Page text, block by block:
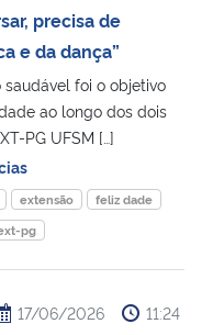
precisa de
e da dança”
foi o objetivo
ao longo dos dois
PG UFSM […]
extensão
feliz dade
pg
17/06/2026 11:24